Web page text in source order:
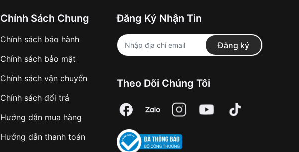
Chính Sách Chung
Chính sách bảo hành
Chính sách bảo mật
Chính sách vận chuyển
Chính sách đổi trả
Hướng dẫn mua hàng
Hướng dẫn thanh toán
Đăng Ký Nhận Tin
Đăng ký
Theo Dõi Chúng Tôi